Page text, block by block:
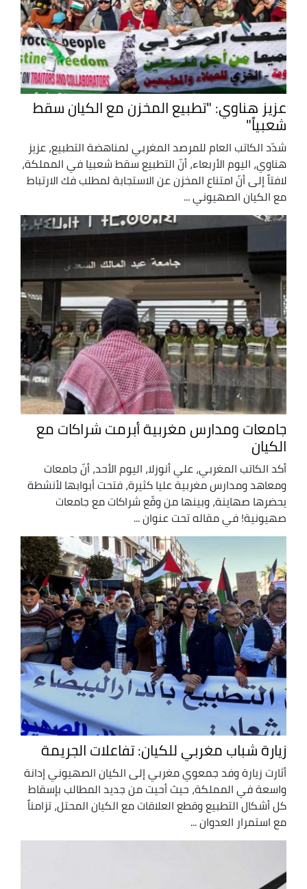
عزيز هناوي: "تطبيع المخزن مع الكيان سقط
شعبياً"
شدّد الكاتب العام للمرصد المغربي لمناهضة التطبيع، عزيز
هناوي، اليوم الأربعاء، أنّ التطبيع سقط شعبيا في المملكة،
لافتاً إلى أنّ امتناع المخزن عن الاستجابة لمطلب فك الارتباط
مع الكيان الصهيوني ...
جامعات ومدارس مغربية أبرمت شراكات مع
الكيان
أكد الكاتب المغربي، علي أنوزلا، اليوم الأحد، أنّ جامعات
ومعاهد ومدارس مغربية عليا كثيرة، فتحت أبوابها لأنشطة
يحضرها صهاينة، وبينها من وقّع شراكات مع جامعات
صهيونية! في مقاله تحت عنوان ...
زيارة شباب مغربي للكيان: تفاعلات الجريمة
أثارت زيارة وفد جمعوي مغربي إلى الكيان الصهيوني إدانة
واسعة في المملكة، حيث أحيت من جديد المطالب بإسقاط
كل أشكال التطبيع وقطع العلاقات مع الكيان المحتل، تزامناً
مع استمرار العدوان ...